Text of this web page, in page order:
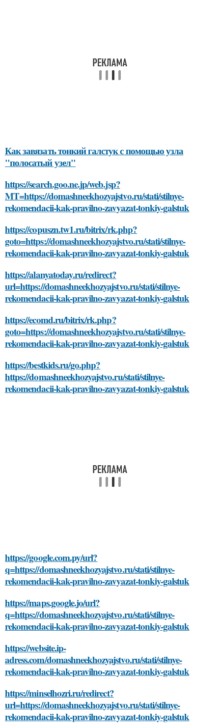
Как завязать тонкий галстук с помощью узла
"полосатый узел"
https://search.goo.ne.jp/web.jsp?
MT=https://domashneekhozyajstvo.ru/stati/stilnye-
rekomendacii-kak-pravilno-zavyazat-tonkiy-galstuk
https://copuszn.tw1.ru/bitrix/rk.php?
goto=https://domashneekhozyajstvo.ru/stati/stilnye-
rekomendacii-kak-pravilno-zavyazat-tonkiy-galstuk
https://alanyatoday.ru/redirect?
url=https://domashneekhozyajstvo.ru/stati/stilnye-
rekomendacii-kak-pravilno-zavyazat-tonkiy-galstuk
https://ecomd.ru/bitrix/rk.php?
goto=https://domashneekhozyajstvo.ru/stati/stilnye-
rekomendacii-kak-pravilno-zavyazat-tonkiy-galstuk
https://bestkids.ru/go.php?
https://domashneekhozyajstvo.ru/stati/stilnye-
rekomendacii-kak-pravilno-zavyazat-tonkiy-galstuk
https://google.com.py/url?
q=https://domashneekhozyajstvo.ru/stati/stilnye-
rekomendacii-kak-pravilno-zavyazat-tonkiy-galstuk
https://maps.google.jo/url?
q=https://domashneekhozyajstvo.ru/stati/stilnye-
rekomendacii-kak-pravilno-zavyazat-tonkiy-galstuk
https://website.ip-
adress.com/domashneekhozyajstvo.ru/stati/stilnye-
rekomendacii-kak-pravilno-zavyazat-tonkiy-galstuk
https://minselhozri.ru/redirect?
url=https://domashneekhozyajstvo.ru/stati/stilnye-
rekomendacii-kak-pravilno-zavyazat-tonkiy-galstuk